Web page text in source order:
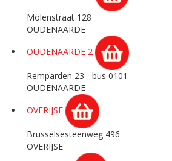
Molenstraat 128
OUDENAARDE
OUDENAARDE 2
Remparden 23 - bus 0101
OUDENAARDE
OVERIJSE
Brusselsesteenweg 496
OVERIJSE